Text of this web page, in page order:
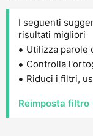
I seguenti
risultati migliori
Utilizza parole
Controlla
Riduci i filtri,
Reimposta